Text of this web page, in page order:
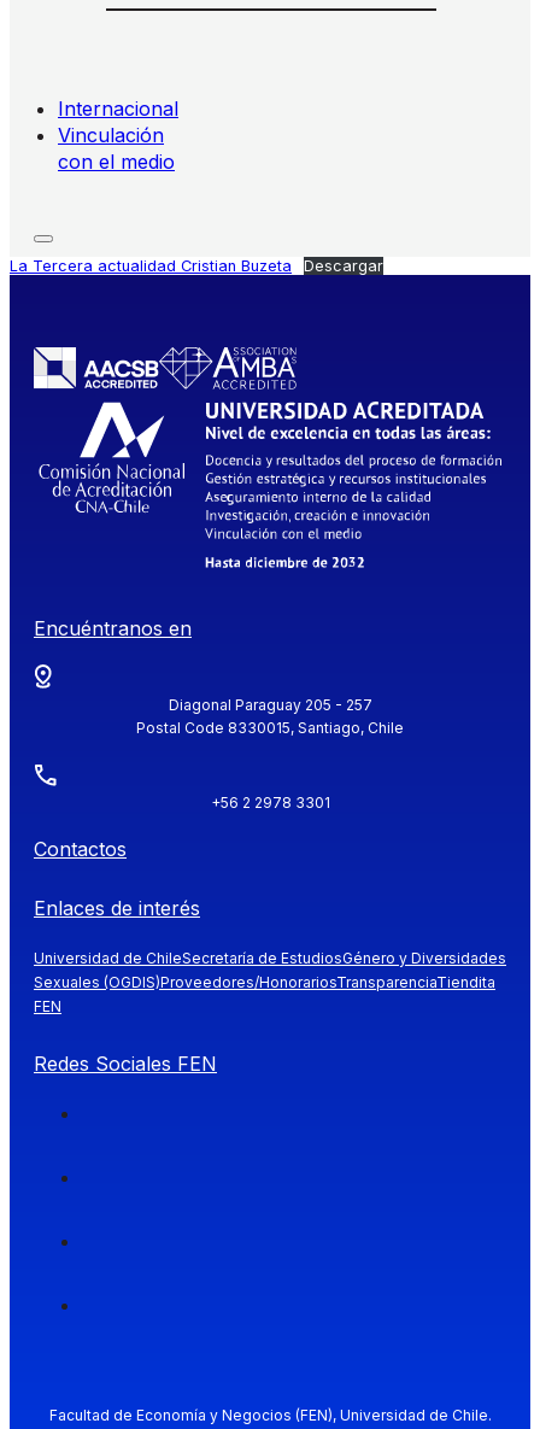
Internacional
Vinculación
con el medio
La Tercera actualidad Cristian Buzeta Descargar
Encuéntranos en
Diagonal Paraguay 205 - 257
Postal Code 8330015, Santiago, Chile
+56 2 2978 3301
Contactos
Enlaces de interés
Universidad de ChileSecretaría de EstudiosGénero y Diversidades
Sexuales (OGDIS)Proveedores/HonorariosTransparenciaTiendita
FEN
Redes Sociales FEN
Facultad de Economía y Negocios (FEN), Universidad de Chile.